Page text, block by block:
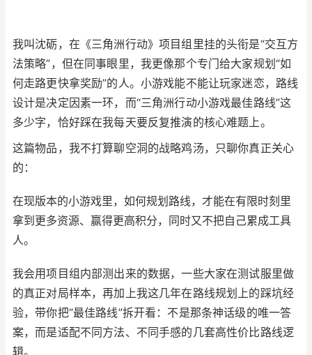
我叫沈砺，在《三角洲行动》项目组里挂的头衔是“交互方
法策略”，但在同事眼里，我更像那个专门给大家规划“如
何走路更快拿奖励”的人。小游戏能不能让玩家迷恋，路线
设计是决定因素一环，而“三角洲行动小游戏最佳路线”这
多少字，恰好踩在我每天要反复推演的核心难题上。
这篇物品，我不打算聊空洞的战略鸡汤，只聊你真正关心
的：
在现版本的小游戏里，如何规划路线，才能在有限时刻里
拿到更多资源、赢得更高积分，同时又不把自己累成工具
人。
我会用项目组内部测出来的数据，一些大家在测试服里做
的真正对局样本，再加上我这几年在路线规划上的踩坑经
验，带你把“最佳路线”拆开看：不是那条神话级的唯一答
案，而是适配不同方法、不同手感的几套高性价比路线逻
辑。